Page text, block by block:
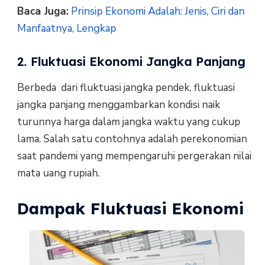
Baca Juga: Prinsip Ekonomi Adalah: Jenis, Ciri dan
Manfaatnya, Lengkap
2. Fluktuasi Ekonomi Jangka Panjang
Berbeda dari fluktuasi jangka pendek, fluktuasi
jangka panjang menggambarkan kondisi naik
turunnya harga dalam jangka waktu yang cukup
lama. Salah satu contohnya adalah perekonomian
saat pandemi yang mempengaruhi pergerakan nilai
mata uang rupiah.
Dampak Fluktuasi Ekonomi